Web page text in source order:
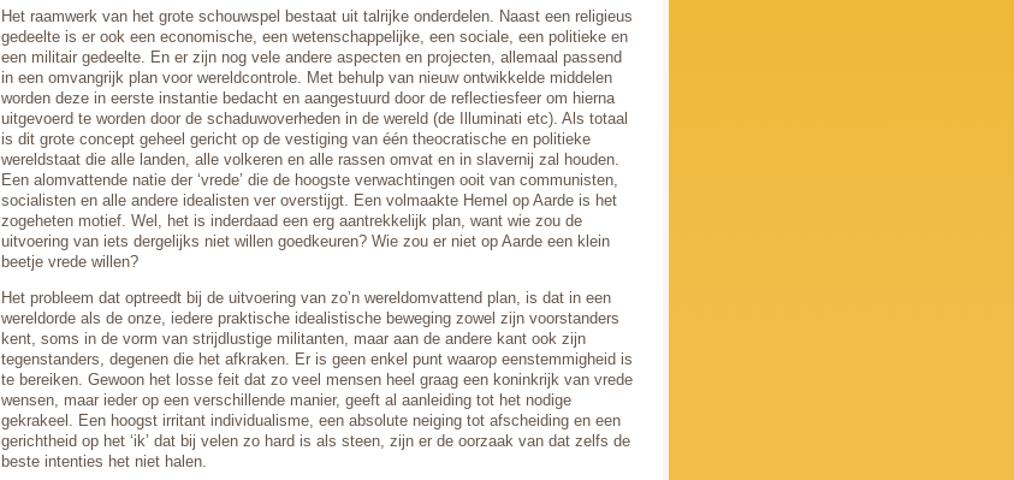
Het raamwerk van het grote schouwspel bestaat uit talrijke onderdelen. Naast een religieus
gedeelte is er ook een economische, een wetenschappelijke, een sociale, een politieke en
een militair gedeelte. En er zijn nog vele andere aspecten en projecten, allemaal passend
in een omvangrijk plan voor wereldcontrole. Met behulp van nieuw ontwikkelde middelen
worden deze in eerste instantie bedacht en aangestuurd door de reflectiesfeer om hierna
uitgevoerd te worden door de schaduwoverheden in de wereld (de Illuminati etc). Als totaal
is dit grote concept geheel gericht op de vestiging van één theocratische en politieke
wereldstaat die alle landen, alle volkeren en alle rassen omvat en in slavernij zal houden.
Een alomvattende natie der ‘vrede’ die de hoogste verwachtingen ooit van communisten,
socialisten en alle andere idealisten ver overstijgt. Een volmaakte Hemel op Aarde is het
zogeheten motief. Wel, het is inderdaad een erg aantrekkelijk plan, want wie zou de
uitvoering van iets dergelijks niet willen goedkeuren? Wie zou er niet op Aarde een klein
beetje vrede willen?
Het probleem dat optreedt bij de uitvoering van zo’n wereldomvattend plan, is dat in een
wereldorde als de onze, iedere praktische idealistische beweging zowel zijn voorstanders
kent, soms in de vorm van strijdlustige militanten, maar aan de andere kant ook zijn
tegenstanders, degenen die het afkraken. Er is geen enkel punt waarop eenstemmigheid is
te bereiken. Gewoon het losse feit dat zo veel mensen heel graag een koninkrijk van vrede
wensen, maar ieder op een verschillende manier, geeft al aanleiding tot het nodige
gekrakeel. Een hoogst irritant individualisme, een absolute neiging tot afscheiding en een
gerichtheid op het ‘ik’ dat bij velen zo hard is als steen, zijn er de oorzaak van dat zelfs de
beste intenties het niet halen.